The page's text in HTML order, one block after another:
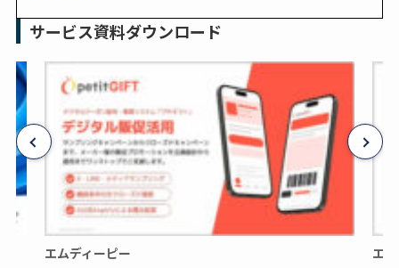
サービス資料ダウンロード
エムディーピー エ